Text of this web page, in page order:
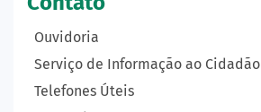
Ouvidoria
Serviço de Informação ao Cidadão
Telefones Úteis